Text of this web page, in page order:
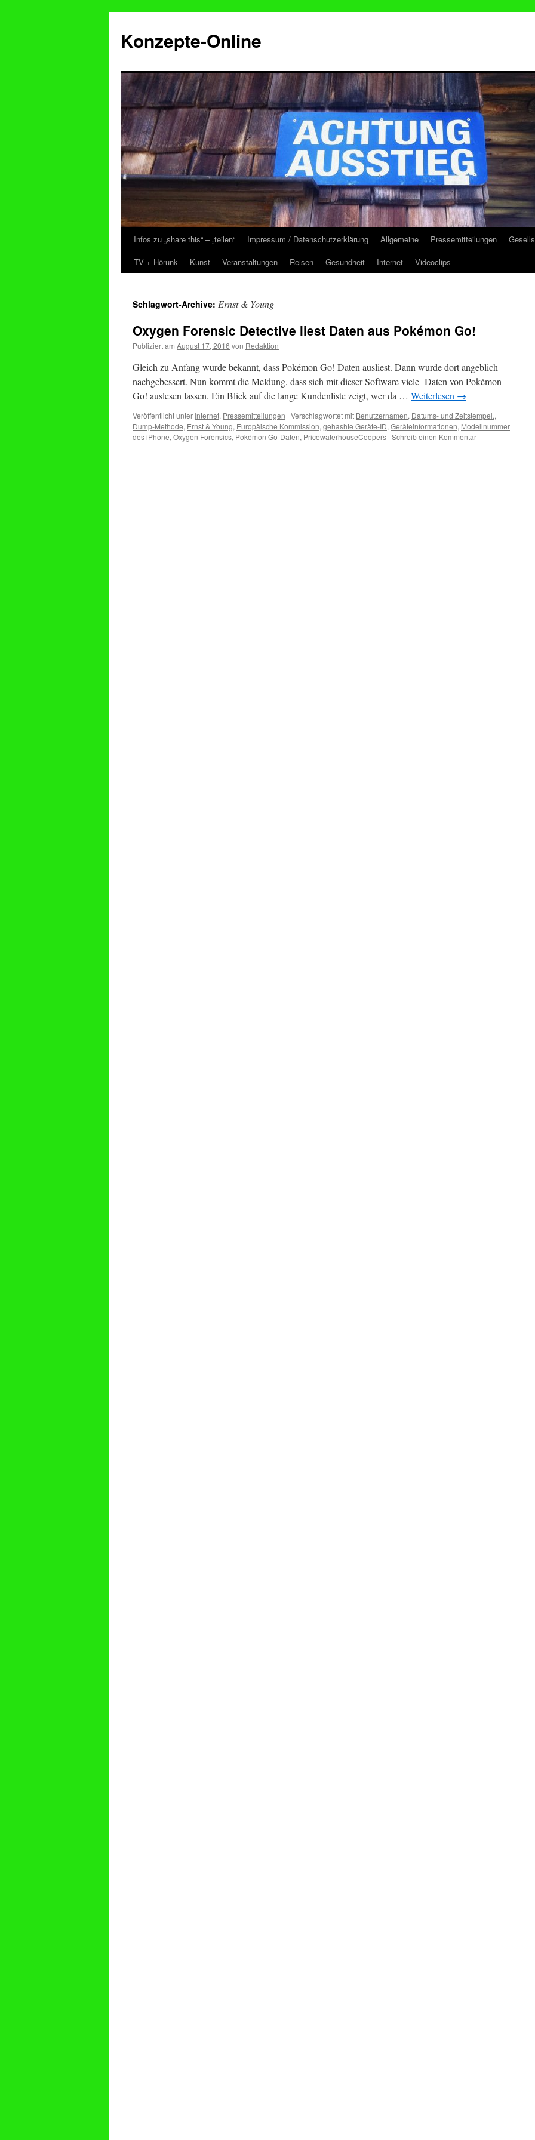
Konzepte-Online
Zum
Inhalt
Infos zu „share this“ – „teilen“ Impressum / Datenschutzerklärung Allgemeine Pressemitteilungen
TV + Hörunk
Kunst Veranstaltungen Reisen Gesundheit Internet Videoclips
Schlagwort-Archive: Ernst & Young
Oxygen Forensic Detective liest Daten aus Pokémon Go!
Publiziert am August 17, 2016 von Redaktion
Gleich zu Anfang wurde bekannt, dass Pokémon Go! Daten ausliest. Dann wurde dort angeblich
nachgebessert. Nun kommt die Meldung, dass sich mit dieser Software viele Daten von Pokémon
Go! auslesen lassen. Ein Blick auf die lange Kundenliste zeigt, wer da … Weiterlesen →
Veröffentlicht unter Internet, Pressemitteilungen | Verschlagwortet mit Benutzernamen, Datums- und Zeitstempel.,
Dump-Methode, Ernst & Young, Europäische Kommission, gehashte Geräte-ID, Geräteinformationen, Modellnummer
des iPhone, Oxygen Forensics, Pokémon Go-Daten, PricewaterhouseCoopers | Schreib einen Kommentar